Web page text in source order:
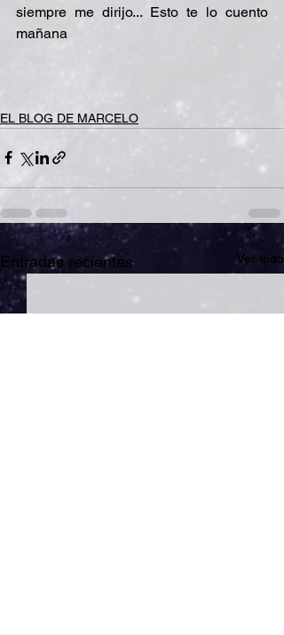
siempre me dirijo... Esto te lo cuento
mañana
EL BLOG DE MARCELO
Entradas recientes Ver todo